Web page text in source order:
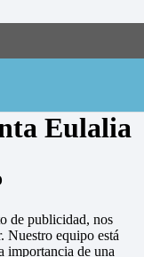
Eulalia
de publicidad, nos
Nuestro equipo está
importancia de una